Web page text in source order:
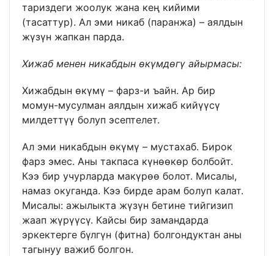
тариздеги жоолук жана кең кийими
(тасаттур). Ал эми никаб (паранжа) – аялдын
жүзүн жапкан парда.
Хижаб менен никабдын өкүмдөгү айырмасы:
Хижабдын өкүмү – фарз-и ъайн. Ар бир
момун-мусулман аялдын хижаб кийүүсү
милдеттүү болуп эсептелет.
Ал эми никабдын өкүмү – мустахаб. Бирок
фарз эмес. Аны такпаса күнөөкөр болбойт.
Кээ бир учурларда макүрөө болот. Мисалы,
намаз окуганда. Кээ бирде арам болуп калат.
Мисалы: ажылыкта жүзүн бетине тийгизип
жаап жүрүүсү. Кайсы бир замандарда
эркектерге бүлгүн (фитна) болгондуктан аны
тагынуу важиб болгон.